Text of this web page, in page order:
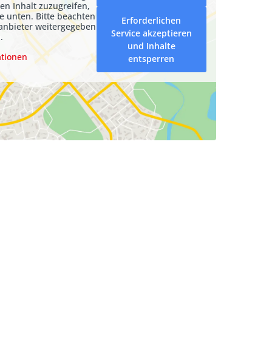
Inhalt zuzugreifen,
unten. Bitte beachten
weitergegeben
Erforderlichen
Service akzeptieren
und Inhalte
entsperren